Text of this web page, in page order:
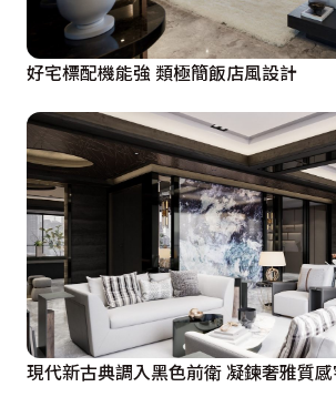
好宅標配機能強 類極簡飯店風設計
現代新古典調入黑色前衛 凝鍊奢雅質